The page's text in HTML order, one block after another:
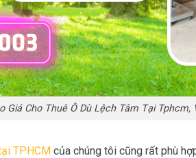
Giá Cho Thuê Ô Dù Lệch Tâm Tại Tphcm,
TPHCM của chúng tôi cũng rất phù